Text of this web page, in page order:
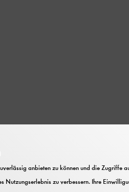
Chemie
anbieten zu können und die Zugriffe
Nutzungserlebnis zu verbessern. Ihre